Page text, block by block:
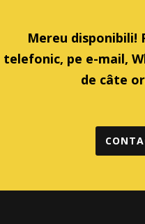
Mereu
telefonic, pe e-mail,
de câte